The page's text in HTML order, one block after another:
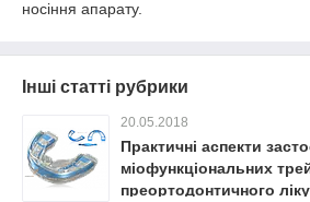
носіння апарату.
Інші статті рубрики
20.05.2018
Практичні аспекти
міофункціональних
преортодонтичного